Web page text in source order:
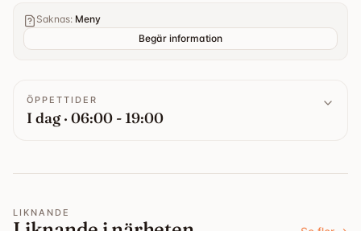
Saknas: Meny
Begär information
ÖPPETTIDER
I dag · 06:00 - 19:00
LIKNANDE